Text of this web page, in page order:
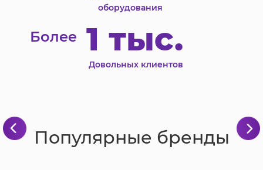
оборудования
Более 1 тыс.
Довольных клиентов
Популярные бренды